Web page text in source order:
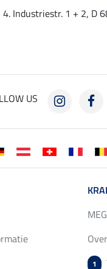
4. Industriestr. 1 + 2, D
US
1